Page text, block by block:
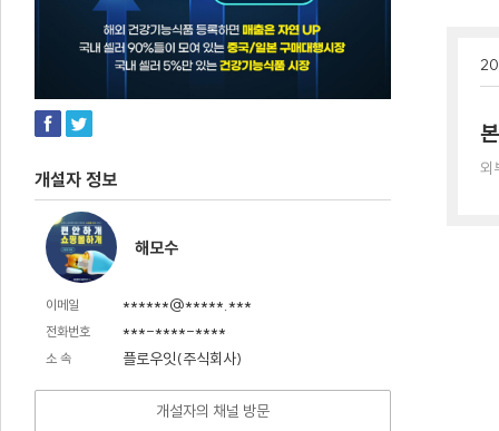
개설자 정보
해모수
이메일 ******@*****.***
전화번호 ***-****-****
소 속 플로우잇(주식회사)
개설자의 채널 방문
외